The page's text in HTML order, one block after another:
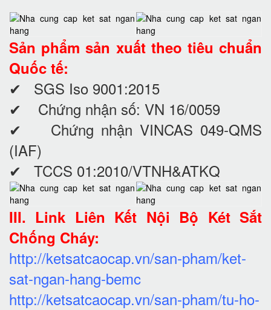
Sản phẩm sản xuất theo tiêu chuẩn
Quốc tế:
✔ SGS Iso 9001:2015
✔ Chứng nhận số: VN 16/0059
✔ Chứng nhận VINCAS 049-QMS
(IAF)
✔ TCCS 01:2010/VTNH&ATKQ
III. Link Liên Kết Nội Bộ Két Sắt
Chống Cháy:
http://ketsatcaocap.vn/san-pham/ket-
sat-ngan-hang-bemc
http://ketsatcaocap.vn/san-pham/tu-ho-